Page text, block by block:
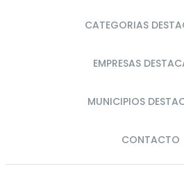
CATEGORIAS
EMPRESAS
MUNICIPIOS
CONTACTO